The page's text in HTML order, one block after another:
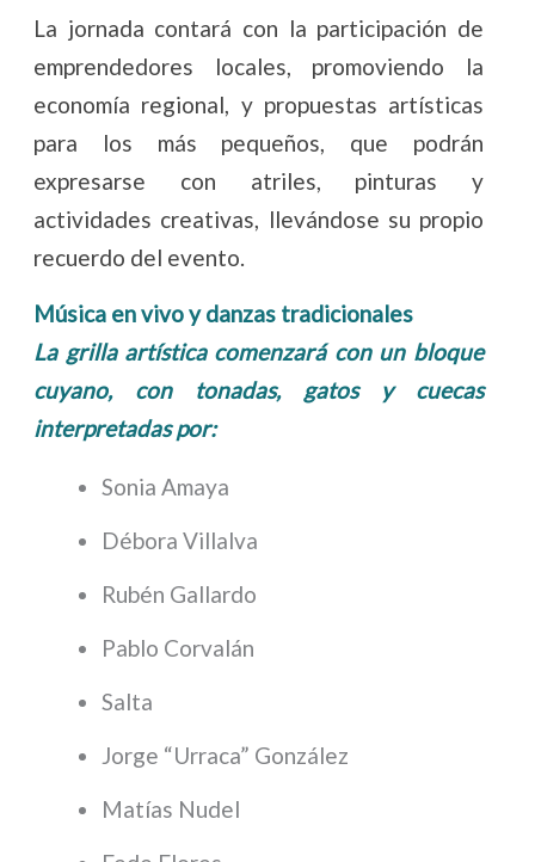
La jornada contará con la participación de
emprendedores locales, promoviendo la
economía regional, y propuestas artísticas
para los más pequeños, que podrán
expresarse con atriles, pinturas y
actividades creativas, llevándose su propio
recuerdo del evento.
Música en vivo y danzas tradicionales
La grilla artística comenzará con un bloque
cuyano, con tonadas, gatos y cuecas
interpretadas por:
Sonia Amaya
Débora Villalva
Rubén Gallardo
Pablo Corvalán
Salta
Jorge “Urraca” González
Matías Nudel